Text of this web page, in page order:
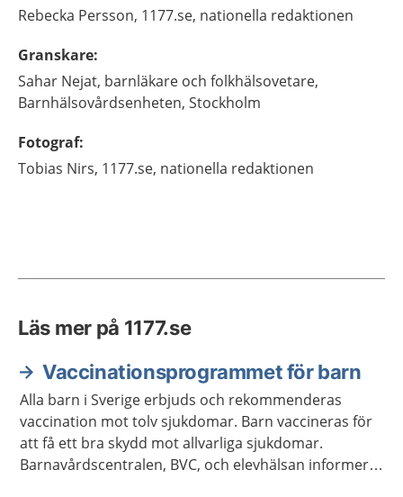
Rebecka Persson, 1177.se, nationella redaktionen
Granskare:
Sahar Nejat, barnläkare och folkhälsovetare,
Barnhälsovårdsenheten, Stockholm
Fotograf:
Tobias Nirs, 1177.se, nationella redaktionen
Läs mer på 1177.se
Vaccinationsprogrammet för barn
Alla barn i Sverige erbjuds och rekommenderas
vaccination mot tolv sjukdomar. Barn vaccineras för
att få ett bra skydd mot allvarliga sjukdomar.
Barnavårdscentralen, BVC, och elevhälsan informerar